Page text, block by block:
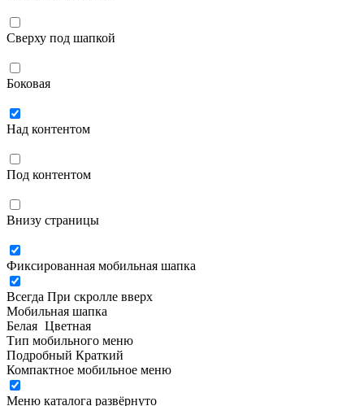
Сверху под шапкой
Боковая
Над контентом
Под контентом
Внизу страницы
Фиксированная мобильная шапка
Всегда При скролле вверх
Мобильная шапка
Белая Цветная
Тип мобильного меню
Подробный Краткий
Компактное мобильное меню
Меню каталога развёрнуто